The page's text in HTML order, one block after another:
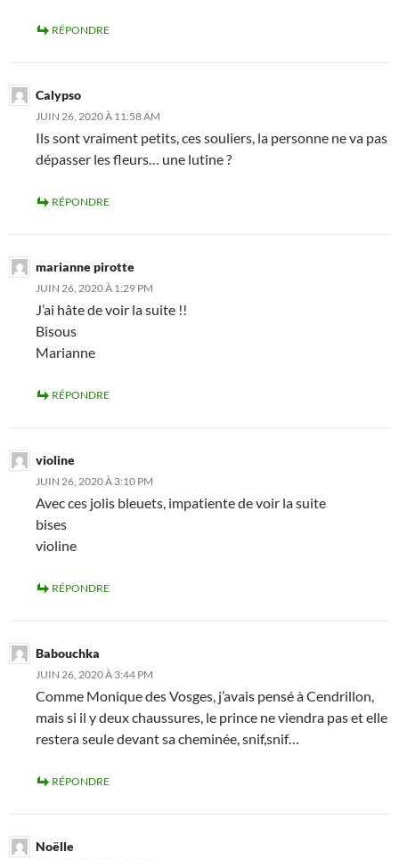
RÉPONDRE
Calypso
JUIN 26, 2020 À 11:58 AM
Ils sont vraiment petits, ces souliers, la personne ne va pas
dépasser les fleurs… une lutine ?
RÉPONDRE
marianne pirotte
JUIN 26, 2020 À 1:29 PM
J’ai hâte de voir la suite !!
Bisous
Marianne
RÉPONDRE
violine
JUIN 26, 2020 À 3:10 PM
Avec ces jolis bleuets, impatiente de voir la suite
bises
violine
RÉPONDRE
Babouchka
JUIN 26, 2020 À 3:44 PM
Comme Monique des Vosges, j’avais pensé à Cendrillon,
mais si il y deux chaussures, le prince ne viendra pas et elle
restera seule devant sa cheminée, snif,snif…
RÉPONDRE
Noëlle